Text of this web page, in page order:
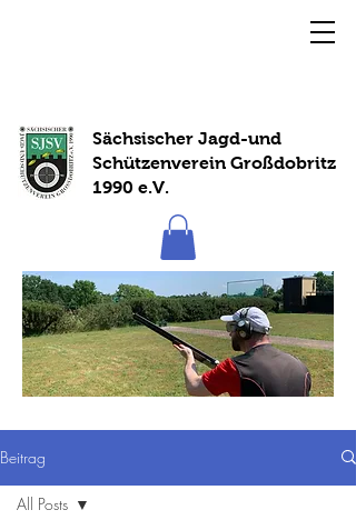
Sächsischer Jagd-und
Schützenverein Großdobritz
1990 e.V.
Beitrag
All Posts